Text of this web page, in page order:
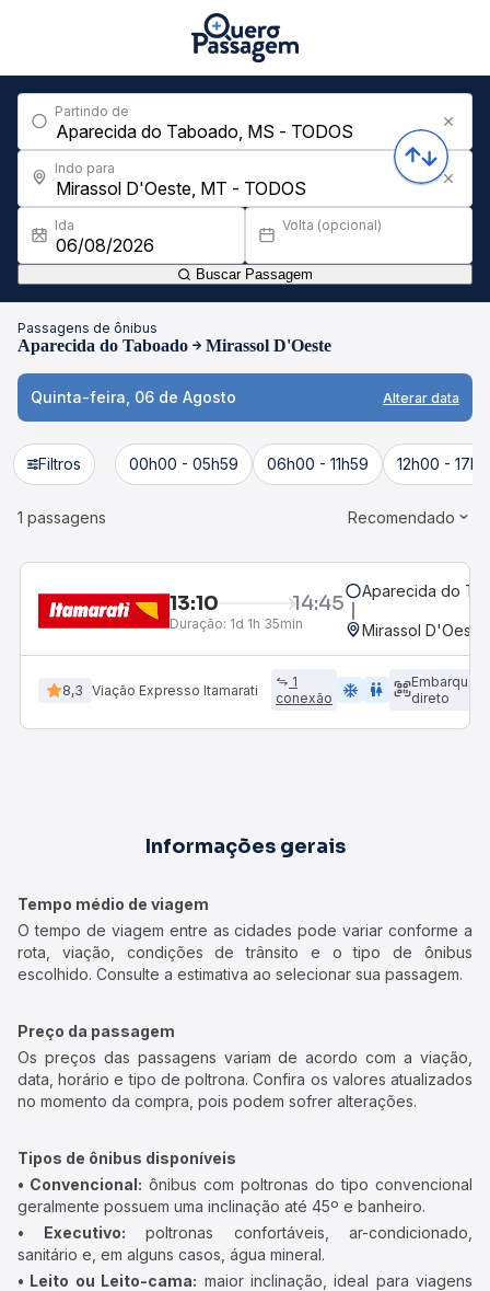
Partindo de
Indo para
Ida Volta (opcional)
Buscar Passagem
Passagens de ônibus
Aparecida do Taboado Mirassol D'Oeste
Quinta-feira, 06 de Agosto Alterar data
Filtros 00h00 - 05h59 06h00 - 11h59 12h00 -
1 passagens Recomendado
13:10 14:45
Duração: 1d 1h 35min
Aparecida do
Mirassol
8,3 Viação Expresso Itamarati
1
conexão
ac_unit wc
Embarque
direto
Informações gerais
Tempo médio de viagem
O tempo de viagem entre as cidades pode variar conforme a
rota, viação, condições de trânsito e o tipo de ônibus
escolhido. Consulte a estimativa ao selecionar sua passagem.
Preço da passagem
Os preços das passagens variam de acordo com a viação,
data, horário e tipo de poltrona. Confira os valores atualizados
no momento da compra, pois podem sofrer alterações.
Tipos de ônibus disponíveis
• Convencional: ônibus com poltronas do tipo convencional
geralmente possuem uma inclinação até 45º e banheiro.
• Executivo: poltronas confortáveis, ar-condicionado,
sanitário e, em alguns casos, água mineral.
• Leito ou Leito-cama: maior inclinação, ideal para viagens